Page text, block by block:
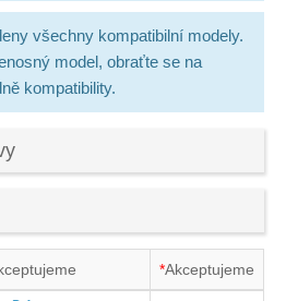
všechny kompatibilní modely.
model, obraťte se na
kompatibility.
*Akceptujeme